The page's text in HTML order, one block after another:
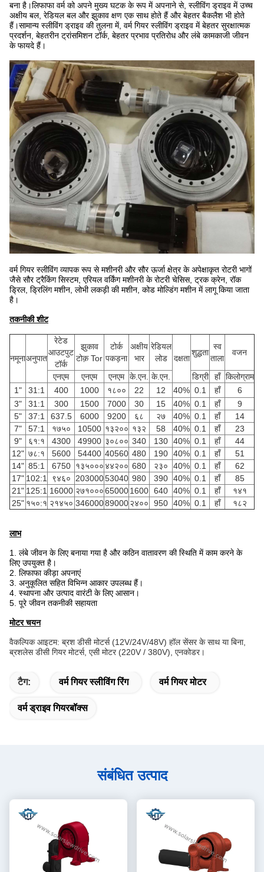
बना है।लिफाफा वर्म को अपने मुख्य घटक के रूप में अपनाने से, स्लीविंग ड्राइव में उच्च
अक्षीय बल, रेडियल बल और झुकाव क्षण एक साथ होते हैं और बेहतर बैकलैश भी होते
हैं।सामान्य स्लीविंग ड्राइव की तुलना में, वर्म गियर स्लीविंग ड्राइव में बेहतर सुरक्षात्मक
प्रदर्शन, बेहतरीन ट्रांसमिशन टॉर्क, बेहतर प्रभाव प्रतिरोध और लंबे कामकाजी जीवन
के फायदे हैं।
वर्म गियर स्लीविंग व्यापक रूप से मशीनरी और सौर ऊर्जा क्षेत्र के अपेक्षाकृत रोटरी भागों
जैसे सौर ट्रैकिंग सिस्टम, एरियल वर्किंग मशीनरी के रोटरी चेसिस, ट्रक क्रेन, रॉक
ड्रिल, ड्रिलिंग मशीन, लोभी लकड़ी की मशीन, कोड मोल्डिंग मशीन में लागू किया जाता
है।
तकनीकी शीट
नमूनाअनुपात
रेटेड
आउटपुट
टॉर्क
झुकाव
टोक़ Tor
टोर्क
पकड़ना
अक्षीय
भार
रेडियल
लोड
दक्षता
शुद्धता
स्व
ताला
वजन
एनएम एनएम एनएम के.एन. के.एन. डिग्री हाँ किलोग्राम
1"
31:1 400 1000 १८०० 22 12 40% 0.1 हाँ
6
3"
31:1 300 1500 7000 30 15 40% 0.1 हाँ
9
5"
37:1 637.5 6000 9200 ६८ २७ 40% 0.1 हाँ
14
7"
57:1 १७५० 10500 १३२०० १३२ 58 40% 0.1 हाँ
23
9"
६१:१ 4300 49900 ३०८०० 340 130 40% 0.1 हाँ
44
12" ७८:१ 5600 54400 40560 480 190 40% 0.1 हाँ
51
14" 85:1 6750 १३५००० ४४२०० 680 २३० 40% 0.1 हाँ
62
17" 102:1 ९४६० 20300053040 980 390 40% 0.1 हाँ
85
21" 125:1 16000 २७१०००65000 1600 640 40% 0.1 हाँ
१४१
25" १५०:१ २१४५० 34600089000 २४०० 950 40% 0.1 हाँ १८२
लाभ
1. लंबे जीवन के लिए बनाया गया है और कठिन वातावरण की स्थिति में काम करने के
लिए उपयुक्त है।
2. लिफाफा कीड़ा अपनाएं
3. अनुकूलित सहित विभिन्न आकार उपलब्ध हैं।
4. स्थापना और उत्पाद वारंटी के लिए आसान।
5. पूरे जीवन तकनीकी सहायता
मोटर चयन
वैकल्पिक आइटम: ब्रश डीसी मोटर्स (12V/24V/48V) हॉल सेंसर के साथ या बिना,
ब्रशलेस डीसी गियर मोटर्स, एसी मोटर (220V / 380V), एनकोडर।
टैग: वर्म गियर स्लीविंग रिंग वर्म गियर मोटर
वर्म ड्राइव गियरबॉक्स
संबंधित उत्पाद